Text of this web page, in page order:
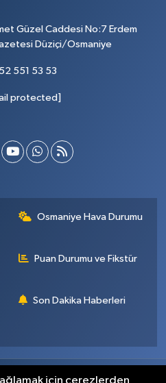
Güzel Caddesi No:7 Erdem
Düziçi/Osmaniye
551 53 53
protected]
Osmaniye Hava Durumu
Puan Durumu ve Fikstür
Son Dakika Haberleri
Gizlilik Sözleşmesiiçin çerezlerden